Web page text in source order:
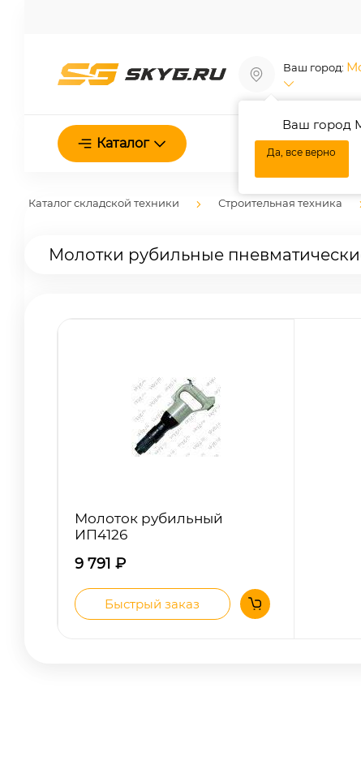
Ваш город:
Ваш город
Да, все верно
Каталог О нас
Каталог складской техники Строительная техника
Молотки рубильные
Молоток рубильный
ИП4126
9 791 ₽
Быстрый заказ